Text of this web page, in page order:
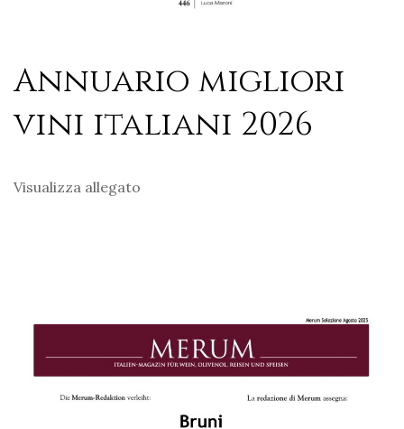
Annuario migliori
vini italiani 2026
Visualizza allegato